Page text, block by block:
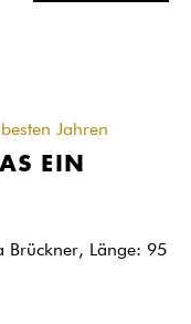
Jahren
EIN
Brückner, Länge: 95